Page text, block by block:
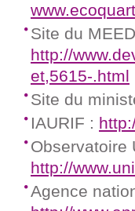
Site du
http://
et,5615-.html
Site du
IAURIF :
Observatoire
http://
Agence